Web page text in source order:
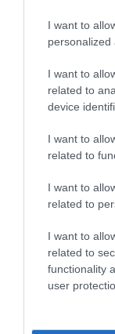
I want to
personalized
I want to
related to
device
I want to
related to
I want to
related to
I want to
related to
functionality
user
One
Die Instantly
336 168